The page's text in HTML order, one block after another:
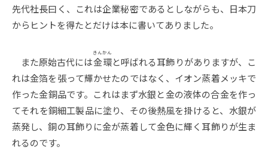
先代社長曰く、これは企業秘密であるとしながらも、日本刀
からヒントを得たとだけは本に書いてありました。
また原始古代には金環
きんかん
と呼ばれる耳飾りがありますが、こ
れは金箔を張って輝かせたのではなく、イオン蒸着メッキで
作った金銅品です。これはまず水銀と金の液体の合金を作っ
てそれを銅細工製品に塗り、その後熱風を掛けると、水銀が
蒸発し、銅の耳飾りに金が蒸着して金色に輝く耳飾りが生ま
れるのです。